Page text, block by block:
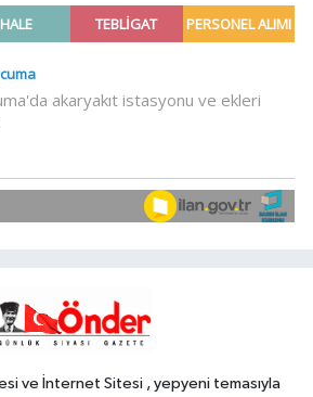
gemi
18:52Türk Tarih Kurumu'ndan tarihi
18:48 .
ve İnternet Sitesi , yepyeni temasıyla